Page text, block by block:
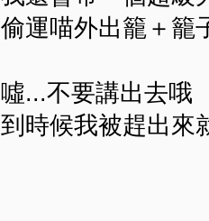
偷運喵外出籠＋籠
噓...不要講出去哦
到時候我被趕出來